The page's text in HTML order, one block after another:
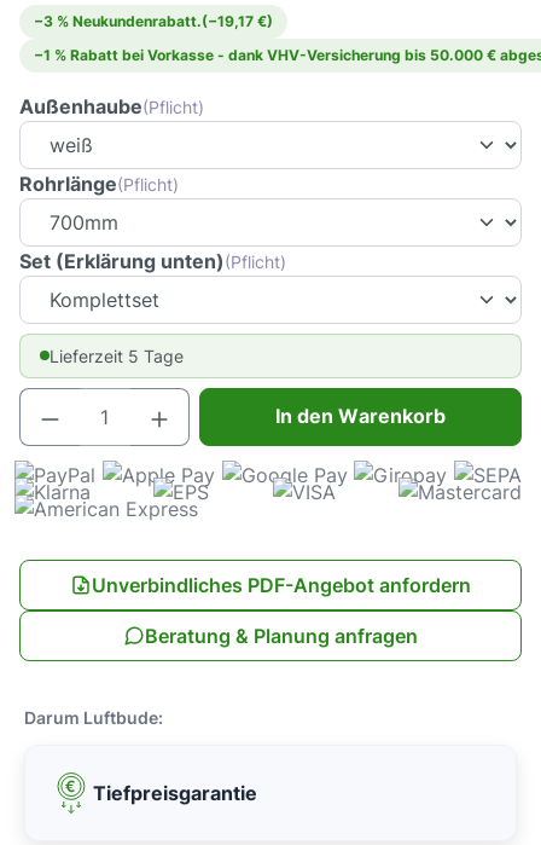
−3 % Neukundenrabatt.(−19,17 €)
−1 % Rabatt bei Vorkasse - dank VHV-Versicherung bis 50.000 €
Außenhaube(Pflicht)
Rohrlänge(Pflicht)
Set (Erklärung unten)(Pflicht)
Lieferzeit 5 Tage
Produkt Anzahl: Gib den gewünschten
In den Warenkorb
Unverbindliches PDF-Angebot anfordern
Beratung & Planung anfragen
Darum Luftbude:
Tiefpreisgarantie